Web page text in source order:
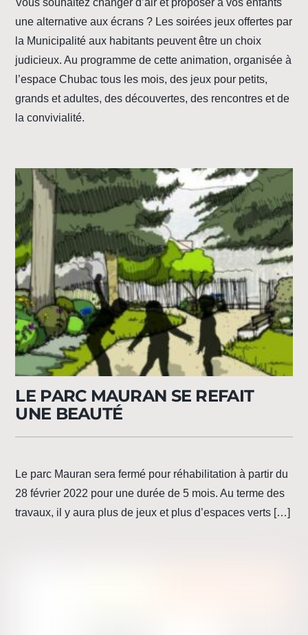
Vous souhaitez changer d’air et proposer à vos enfants
une alternative aux écrans ? Les soirées jeux offertes par
la Municipalité aux habitants peuvent être un choix
judicieux. Au programme de cette animation, organisée à
l’espace Chubac tous les mois, des jeux pour petits,
grands et adultes, des découvertes, des rencontres et de
la convivialité.
LE PARC MAURAN SE REFAIT
UNE BEAUTÉ
Le parc Mauran sera fermé pour réhabilitation à partir du
28 février 2022 pour une durée de 5 mois. Au terme des
travaux, il y aura plus de jeux et plus d’espaces verts […]